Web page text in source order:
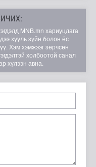
MNB.mn хариуцлага
хууль зүйн болон ёс
Хэм хэмжээг зөрчсөн
холбоотой санал
хүлээн авна.